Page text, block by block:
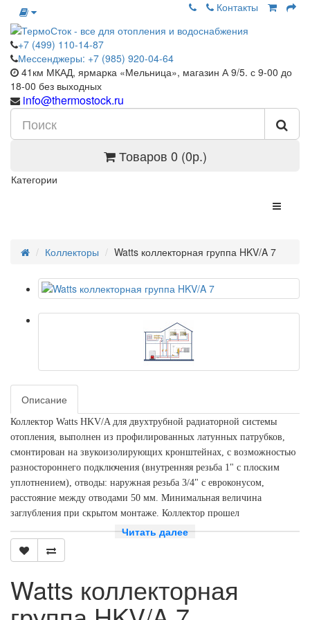
Контакты
+7 (499) 110-14-87
Мессенджеры: +7 (985) 920-04-64
41км МКАД, ярмарка «Мельница», магазин А 9/5. с 9-00 до
18-00 без выходных
info@thermostock.ru
Товаров 0 (0р.)
Категории
Коллекторы Watts коллекторная группа HKV/A 7
Описание
Коллектор Watts HKV/A для двухтрубной радиаторной системы
отопления, выполнен из профилированных латунных патрубков,
смонтирован на звукоизолирующих кронштейнах, с возможностью
разностороннего подключения (внутренняя резьба 1" с плоским
уплотнением), отводы: наружная резьба 3/4" с евроконусом,
расстояние между отводами 50 мм. Минимальная величина
заглубления при скрытом монтаже. Коллектор прошел
функциональные и гидравлические испытания. Концевые группы с
воздушным клапаном и двумя заглушками.
- размер 1" в.р.
Читать далее
Watts коллекторная